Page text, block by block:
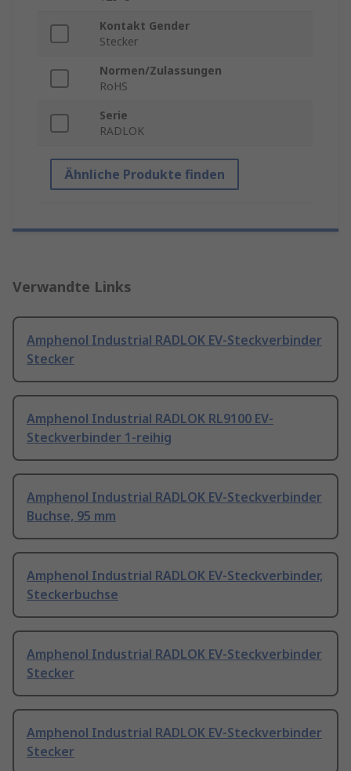
Kontakt Gender
Stecker
Normen/Zulassungen
RoHS
Serie
RADLOK
Ähnliche Produkte finden
Verwandte Links
Amphenol Industrial RADLOK EV-Steckverbinder
Stecker
Amphenol Industrial RADLOK RL9100 EV-
Steckverbinder 1-reihig
Amphenol Industrial RADLOK EV-Steckverbinder
Buchse, 95 mm
Amphenol Industrial RADLOK EV-Steckverbinder,
Steckerbuchse
Amphenol Industrial RADLOK EV-Steckverbinder
Stecker
Amphenol Industrial RADLOK EV-Steckverbinder
Stecker